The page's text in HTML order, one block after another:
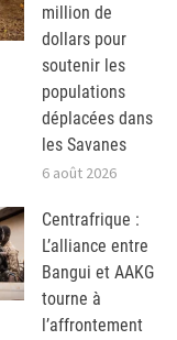
million de
dollars pour
soutenir les
populations
déplacées dans
les Savanes
6 août 2026
Centrafrique :
L’alliance entre
Bangui et AAKG
tourne à
l’affrontement